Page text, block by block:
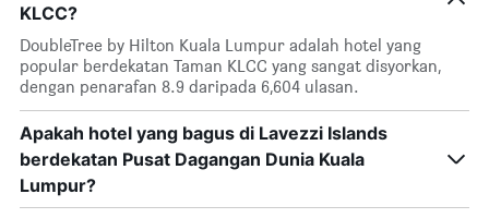
KLCC?
DoubleTree by Hilton Kuala Lumpur adalah hotel yang
popular berdekatan Taman KLCC yang sangat disyorkan,
dengan penarafan 8.9 daripada 6,604 ulasan.
Apakah hotel yang bagus di Lavezzi Islands
berdekatan Pusat Dagangan Dunia Kuala
Lumpur?